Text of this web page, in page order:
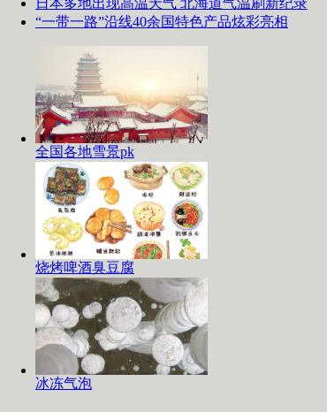
“一带一路”沿线40余国特色产品炫彩亮相
全国各地雪景pk
烧烤啤酒臭豆腐
冰冻气泡